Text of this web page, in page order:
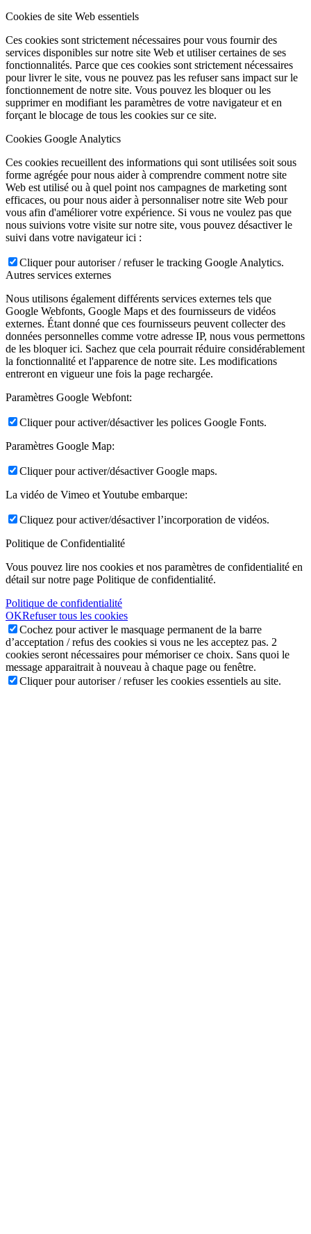
Cookies de site Web essentiels
Ces cookies sont strictement nécessaires pour vous fournir des
services disponibles sur notre site Web et utiliser certaines de ses
fonctionnalités. Parce que ces cookies sont strictement nécessaires
pour livrer le site, vous ne pouvez pas les refuser sans impact sur le
fonctionnement de notre site. Vous pouvez les bloquer ou les
supprimer en modifiant les paramètres de votre navigateur et en
forçant le blocage de tous les cookies sur ce site.
Cookies Google Analytics
Ces cookies recueillent des informations qui sont utilisées soit sous
forme agrégée pour nous aider à comprendre comment notre site
Web est utilisé ou à quel point nos campagnes de marketing sont
efficaces, ou pour nous aider à personnaliser notre site Web pour
vous afin d'améliorer votre expérience. Si vous ne voulez pas que
nous suivions votre visite sur notre site, vous pouvez désactiver le
suivi dans votre navigateur ici :
Cliquer pour autoriser / refuser le tracking Google Analytics.
Autres services externes
Nous utilisons également différents services externes tels que
Google Webfonts, Google Maps et des fournisseurs de vidéos
externes. Étant donné que ces fournisseurs peuvent collecter des
données personnelles comme votre adresse IP, nous vous permettons
de les bloquer ici. Sachez que cela pourrait réduire considérablement
la fonctionnalité et l'apparence de notre site. Les modifications
entreront en vigueur une fois la page rechargée.
Paramètres Google Webfont:
Cliquer pour activer/désactiver les polices Google Fonts.
Paramètres Google Map:
Cliquer pour activer/désactiver Google maps.
La vidéo de Vimeo et Youtube embarque:
Cliquez pour activer/désactiver l’incorporation de vidéos.
Politique de Confidentialité
Vous pouvez lire nos cookies et nos paramètres de confidentialité en
détail sur notre page Politique de confidentialité.
Politique de confidentialité
OKRefuser tous les cookies
Cochez pour activer le masquage permanent de la barre
d’acceptation / refus des cookies si vous ne les acceptez pas. 2
cookies seront nécessaires pour mémoriser ce choix. Sans quoi le
message apparaitrait à nouveau à chaque page ou fenêtre.
Cliquer pour autoriser / refuser les cookies essentiels au site.